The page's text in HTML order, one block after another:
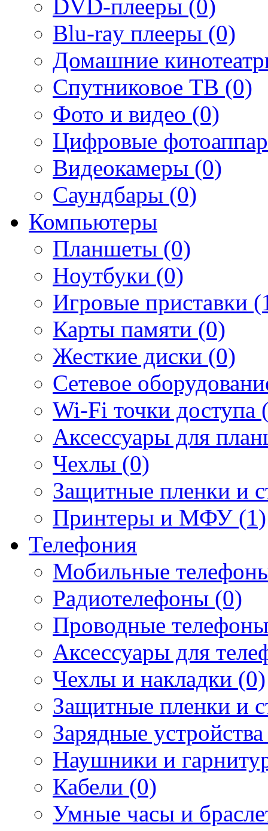
DVD-плееры (0)
Blu-ray плееры (0)
Домашние
Спутниковое ТВ (0)
Фото и видео (0)
Цифровые
Видеокамеры (0)
Саундбары (0)
Компьютеры
Планшеты (0)
Ноутбуки (0)
Игровые приставки
Карты памяти (0)
Жесткие диски (0)
Сетевое
Wi-Fi точки доступа
Аксессуары для
Чехлы (0)
Защитные пленки и
Принтеры и МФУ (1)
Телефония
Мобильные
Радиотелефоны (0)
Проводные
Аксессуары для
Чехлы и накладки (0)
Защитные пленки и
Зарядные
Наушники и
Кабели (0)
Умные часы и